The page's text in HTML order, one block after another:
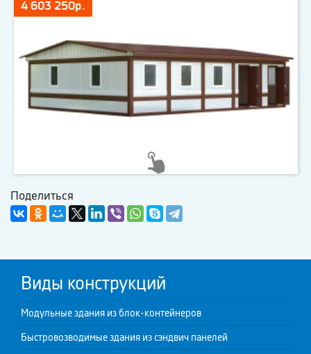
4 603 250р.
Поделиться
Виды конструкций
Модульные здания из блок-контейнеров
Быстровозводимые здания из сэндвич панелей